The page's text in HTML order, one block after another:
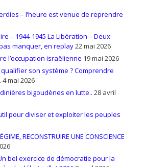
– l’heure est venue de reprendre
– 1944-1945 La Libération – Deux
manquer, en replay22 mai 2026
l’occupation israëlienne 19 mai 2026
qualifier son système ? Comprendre
4 mai 2026
bigoudènes en lutte.. 28 avril
pour diviser et exploiter les peuples
RECONSTRUIRE UNE CONSCIENCE
bel exercice de démocratie pour la